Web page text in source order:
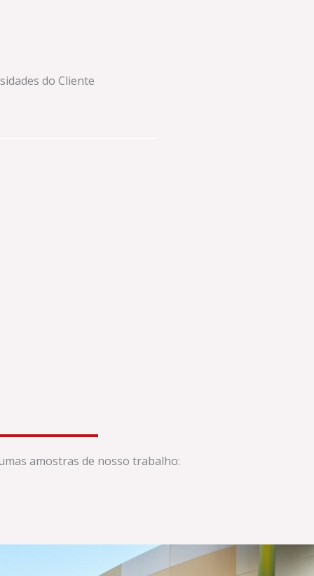
do Cliente
amostras de nosso trabalho: